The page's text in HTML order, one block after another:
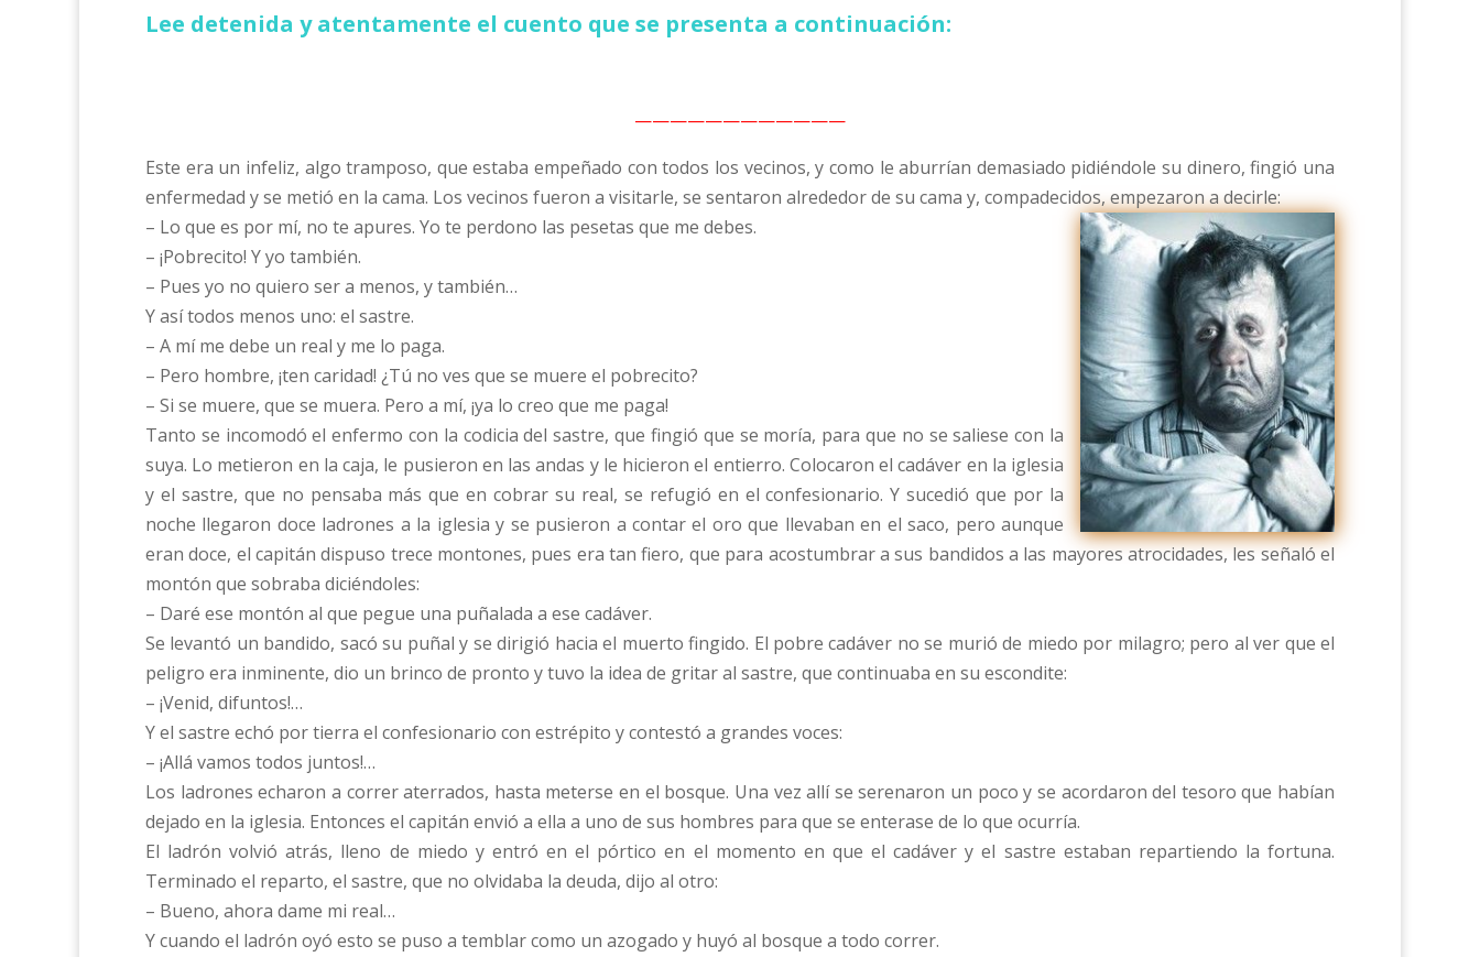
Lee detenida y atentamente el cuento que se presenta a continuación:
————————————
Este era un infeliz, algo tramposo, que estaba empeñado con todos los vecinos, y como le aburrían demasiado pidiéndole su dinero, fingió una
enfermedad y se metió en la cama. Los vecinos fueron a visitarle, se sentaron alrededor de su cama y, compadecidos, empezaron a decirle:
– Lo que es por mí, no te apures. Yo te perdono las pesetas que me debes.
– ¡Pobrecito! Y yo también.
– Pues yo no quiero ser a menos, y también…
Y así todos menos uno: el sastre.
– A mí me debe un real y me lo paga.
– Pero hombre, ¡ten caridad! ¿Tú no ves que se muere el pobrecito?
– Si se muere, que se muera. Pero a mí, ¡ya lo creo que me paga!
Tanto se incomodó el enfermo con la codicia del sastre, que fingió que se moría, para que no se saliese con la
suya. Lo metieron en la caja, le pusieron en las andas y le hicieron el entierro. Colocaron el cadáver en la iglesia
y el sastre, que no pensaba más que en cobrar su real, se refugió en el confesionario. Y sucedió que por la
noche llegaron doce ladrones a la iglesia y se pusieron a contar el oro que llevaban en el saco, pero aunque
eran doce, el capitán dispuso trece montones, pues era tan fiero, que para acostumbrar a sus bandidos a las mayores atrocidades, les señaló el
montón que sobraba diciéndoles:
– Daré ese montón al que pegue una puñalada a ese cadáver.
Se levantó un bandido, sacó su puñal y se dirigió hacia el muerto fingido. El pobre cadáver no se murió de miedo por milagro; pero al ver que el
peligro era inminente, dio un brinco de pronto y tuvo la idea de gritar al sastre, que continuaba en su escondite:
– ¡Venid, difuntos!…
Y el sastre echó por tierra el confesionario con estrépito y contestó a grandes voces:
– ¡Allá vamos todos juntos!…
Los ladrones echaron a correr aterrados, hasta meterse en el bosque. Una vez allí se serenaron un poco y se acordaron del tesoro que habían
dejado en la iglesia. Entonces el capitán envió a ella a uno de sus hombres para que se enterase de lo que ocurría.
El ladrón volvió atrás, lleno de miedo y entró en el pórtico en el momento en que el cadáver y el sastre estaban repartiendo la fortuna.
Terminado el reparto, el sastre, que no olvidaba la deuda, dijo al otro:
– Bueno, ahora dame mi real…
Y cuando el ladrón oyó esto se puso a temblar como un azogado y huyó al bosque a todo correr.